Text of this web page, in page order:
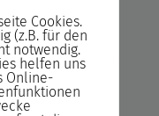
zu verwalten.
2022
Cookies.
(z.B. für den
notwendig.
helfen uns
Online-